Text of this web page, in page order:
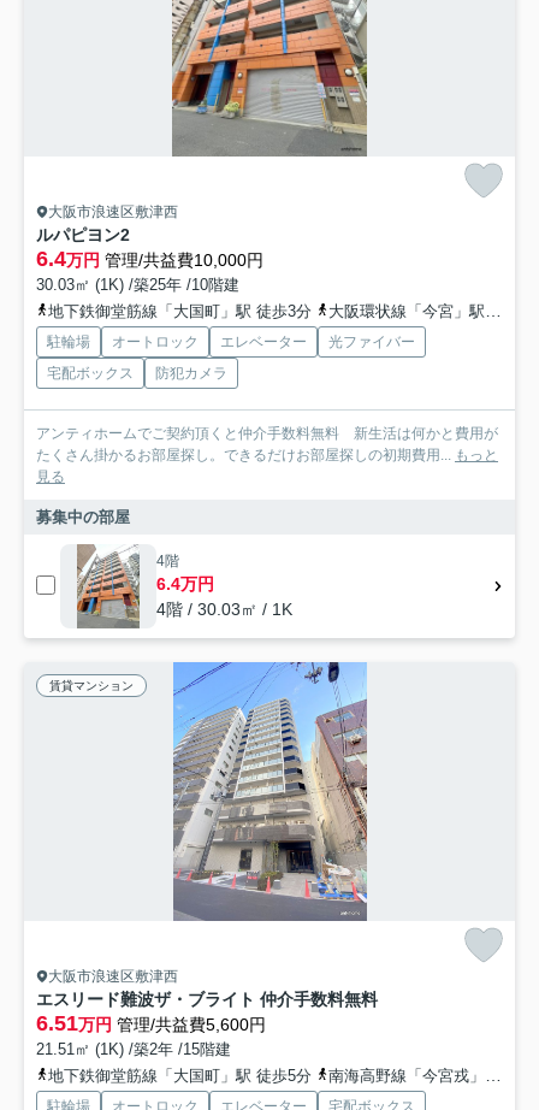
大阪市浪速区敷津西
ルパピヨン2
6.4万円 管理/共益費10,000円
30.03㎡ (1K) /築25年 /10階建
地下鉄御堂筋線「大国町」駅 徒歩3分
大阪環状線「今宮」駅 徒歩7分
駐輪場 オートロック エレベーター
光ファイバー
宅配ボックス
防犯カメラ
アンティホームでご契約頂くと仲介手数料無料 新生活は何かと費用が
たくさん掛かるお部屋探し。できるだけお部屋探しの初期費用... もっと
見る
募集中の部屋
4階
6.4万円
4階 / 30.03㎡ / 1K
賃貸マンション
大阪市浪速区敷津西
エスリード難波ザ・ブライト 仲介手数料無料
6.51万円 管理/共益費5,600円
21.51㎡ (1K) /築2年 /15階建
地下鉄御堂筋線「大国町」駅 徒歩5分
南海高野線「今宮戎」駅 徒歩11分
駐輪場 オートロック エレベーター 宅配ボックス